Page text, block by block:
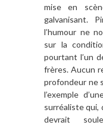
mise en scè
galvanisant.
l’humour ne
sur la
pourtant l’un
frères. Aucun
profondeur ne
l’exemple d’
surréaliste qui,
devrait